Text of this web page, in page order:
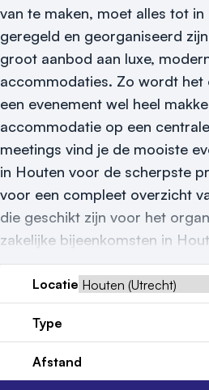
Nieuws
Reviews (5⭐️)
Contact
van te maken, moet alles tot in
geregeld en georganiseerd
groot aanbod aan luxe,
accommodaties. Zo wordt het
een evenement wel heel
accommodatie op een
meetings vind je de mooiste
in Houten voor de scherpste
voor een compleet overzicht
die geschikt zijn voor het
zakelijke bijeenkomsten in
Locatie
Type
Afstand